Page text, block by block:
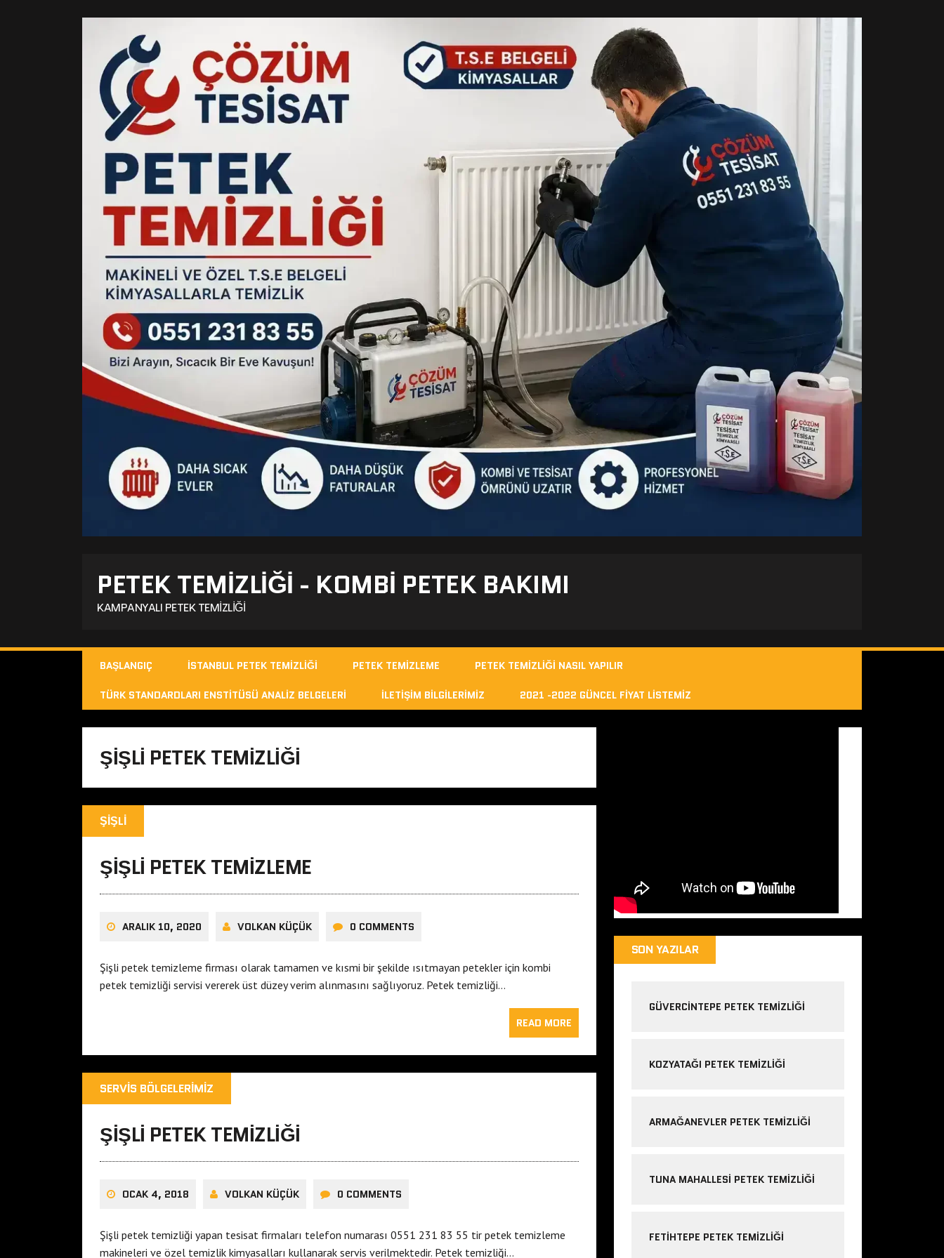
PETEK TEMIZLIĞI - KOMBI PETEK BAKIMI
KAMPANYALI PETEK TEMIZLIĞI
BAŞLANGIÇ İSTANBUL PETEK TEMIZLIĞI PETEK TEMIZLEME PETEK TEMIZLIĞI NASIL YAPILIR
TÜRK STANDARDLARI ENSTITÜSÜ ANALIZ BELGELERI İLETIŞIM BILGILERIMIZ 2021 -2022 GÜNCEL FIYAT LISTEMIZ
ŞIŞLI PETEK TEMIZLIĞI
ŞIŞLI
ŞIŞLI PETEK TEMIZLEME
ARALIK 10, 2020 VOLKAN KÜÇÜK 0 COMMENTS
Şişli petek temizleme firması olarak tamamen ve kısmi bir şekilde ısıtmayan petekler için kombi
petek temizliği servisi vererek üst düzey verim alınmasını sağlıyoruz. Petek temizliği…
READ MORE
SERVIS BÖLGELERIMIZ
ŞIŞLI PETEK TEMIZLIĞI
OCAK 4, 2018 VOLKAN KÜÇÜK 0 COMMENTS
Şişli petek temizliği yapan tesisat firmaları telefon numarası 0551 231 83 55 tir petek temizleme
makineleri ve özel temizlik kimyasalları kullanarak servis verilmektedir. Petek temizliği…
SON YAZILAR
GÜVERCINTEPE PETEK TEMIZLIĞI
KOZYATAĞI PETEK TEMIZLIĞI
ARMAĞANEVLER PETEK TEMIZLIĞI
TUNA MAHALLESI PETEK TEMIZLIĞI
FETIHTEPE PETEK TEMIZLIĞI